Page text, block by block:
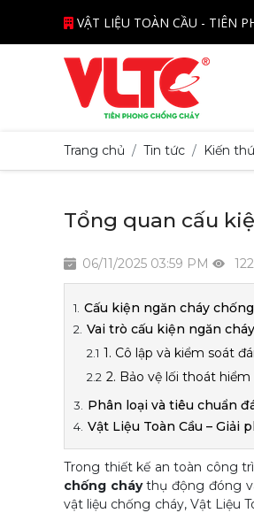
VẬT LIỆU TOÀN CẦU - TIÊN
Trang chủ Tin tức Kiến
Tổng quan cấu
06/11/2025 03:59 PM
Cấu kiện ngăn cháy
Vai trò cấu kiện ngăn
1. Cô lập và kiểm soát
2. Bảo vệ lối thoát hiểm
Phân loại và tiêu chuẩn
Vật Liệu Toàn Cầu – Giải
Trong thiết kế an toàn công
chống cháythụ động đóng
vật liệu chống cháy, Vật Liệu